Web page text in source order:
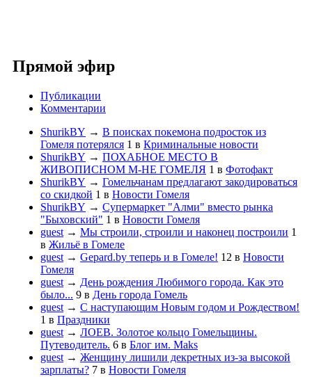
Прямой эфир
Публикации
Комментарии
ShurikBY → В поисках покемона подросток из
Гомеля потерялся 1 в Криминальные новости
ShurikBY → ПОХАБНОЕ МЕСТО В
ЖИВОПИСНОМ М-НЕ ГОМЕЛЯ 1 в Фотофакт
ShurikBY → Гомельчанам предлагают закодироваться
со скидкой 1 в Новости Гомеля
ShurikBY → Супермаркет "Алми" вместо рынка
"Быховский" 1 в Новости Гомеля
guest → Мы строили, строили и наконец построили 1
в Жильё в Гомеле
guest → Gepard.by теперь и в Гомеле! 12 в Новости
Гомеля
guest → День рождения Любимого города. Как это
было... 9 в День города Гомель
guest → С наступающим Новым годом и Рождеством!
1 в Праздники
guest → ЛОЕВ. Золотое кольцо Гомельщины.
Путеводитель. 6 в Блог им. Maks
guest → Женщину лишили декретных из-за высокой
зарплаты? 7 в Новости Гомеля